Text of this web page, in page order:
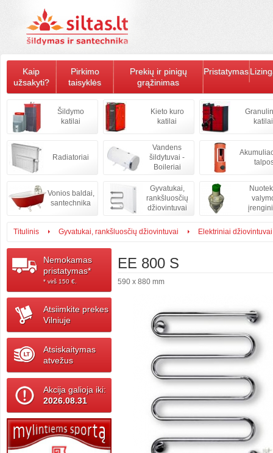
Kaip
užsakyti?
Pirkimo
taisyklės
Prekių ir pinigų
grąžinimas
Pristatymas
Šildymo
katilai
Kieto kuro
katilai
katilai
Radiatoriai
Vandens
šildytuvai -
Boileriai
Vonios baldai,
santechnika
Gyvatukai,
rankšluosčių
džiovintuvai
Titulinis Gyvatukai, rankšluosčių džiovintuvai Elektriniai džiovintuvai
Nemokamas
pristatymas*
* virš 150 ‎€.
Atsiimkite prekes
Vilniuje
Atsiskaitymas
atvežus
Akcija galioja iki:
2026.08.31
EE 800 S
590 x 880 mm